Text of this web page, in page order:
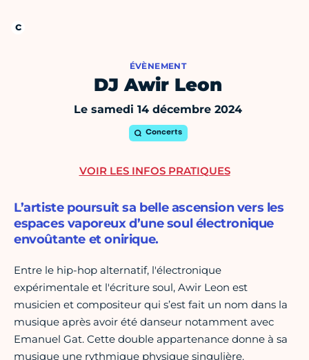
ÉVÈNEMENT
DJ Awir Leon
Le samedi 14 décembre 2024
Concerts
L’artiste poursuit sa belle ascension vers les
espaces vaporeux d’une soul électronique
envoûtante et onirique.
Entre le hip-hop alternatif, l'électronique
expérimentale et l'écriture soul, Awir Leon est
musicien et compositeur qui s’est fait un nom dans la
musique après avoir été danseur notamment avec
Emanuel Gat. Cette double appartenance donne à sa
musique une rythmique physique singulière.
VOIR LES INFOS PRATIQUES